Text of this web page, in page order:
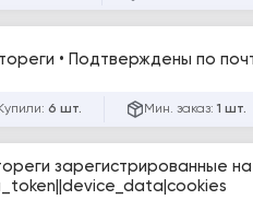
• Подтверждены по
6 шт. Мин. заказ: 1 шт.
зарегистрированные на